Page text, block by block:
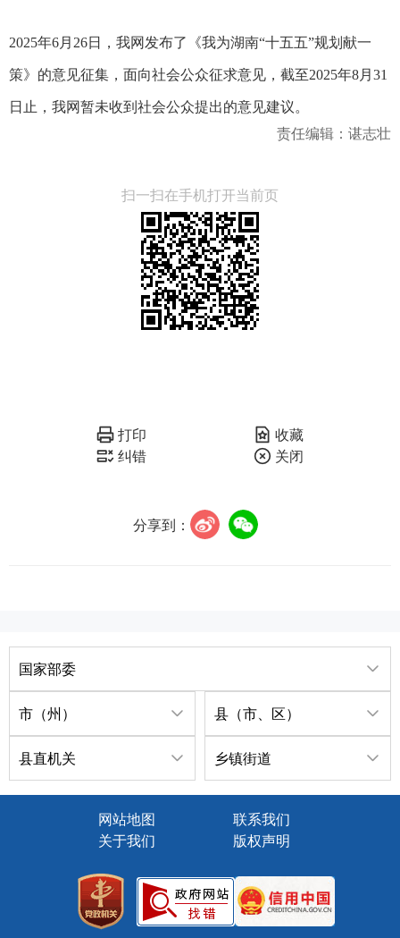
2025年6月26日，我网发布了《我为湖南“十五五”规划献一
策》的意见征集，面向社会公众征求意见，截至2025年8月31
日止，我网暂未收到社会公众提出的意见建议。
责任编辑：谌志壮
扫一扫在手机打开当前页
打印
收藏
纠错
关闭
分享到：
国家部委
市（州） 县（市、区）
县直机关 乡镇街道
网站地图
联系我们
关于我们
版权声明